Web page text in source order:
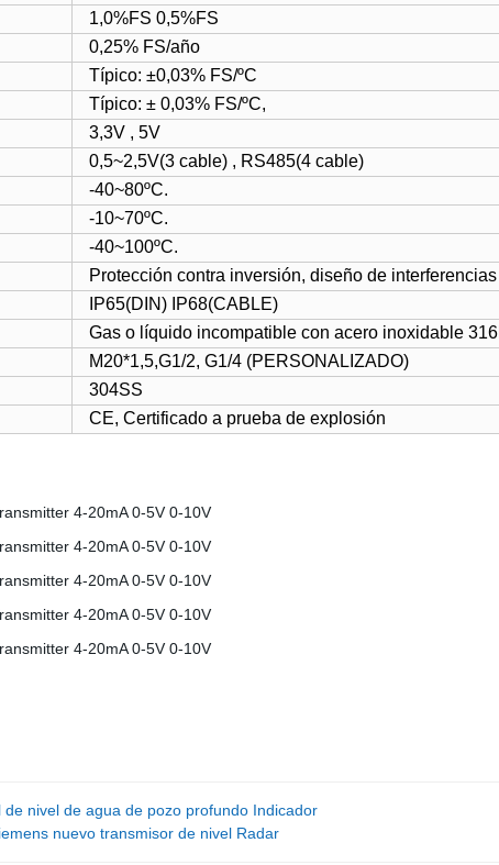
1,0%FS 0,5%FS
0,25% FS/año
Típico: ±0,03% FS/ºC
Típico: ± 0,03% FS/ºC,
3,3V , 5V
0,5~2,5V(3 cable) , RS485(4 cable)
-40~80ºC.
-10~70ºC.
-40~100ºC.
Protección contra inversión, diseño de
IP65(DIN) IP68(CABLE)
Gas o líquido incompatible con acero inoxidable
M20*1,5,G1/2, G1/4 (PERSONALIZADO)
304SS
CE, Certificado a prueba de explosión
nivel de agua de pozo profundo Indicador
nuevo transmisor de nivel Radar